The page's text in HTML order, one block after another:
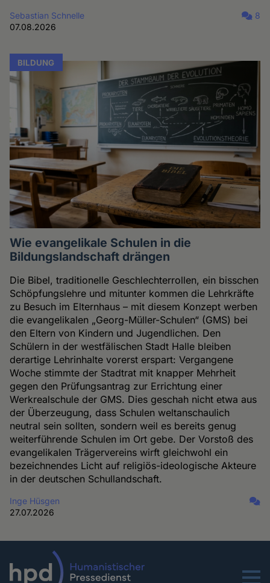
Sebastian Schnelle
07.08.2026
8
BILDUNG
Wie evangelikale Schulen in die
Bildungslandschaft drängen
Die Bibel, traditionelle Geschlechterrollen, ein bisschen
Schöpfungslehre und mitunter kommen die Lehrkräfte
zu Besuch im Elternhaus – mit diesem Konzept werben
die evangelikalen „Georg-Müller-Schulen“ (GMS) bei
den Eltern von Kindern und Jugendlichen. Den
Schülern in der westfälischen Stadt Halle bleiben
derartige Lehrinhalte vorerst erspart: Vergangene
Woche stimmte der Stadtrat mit knapper Mehrheit
gegen den Prüfungsantrag zur Errichtung einer
Werkrealschule der GMS. Dies geschah nicht etwa aus
der Überzeugung, dass Schulen weltanschaulich
neutral sein sollten, sondern weil es bereits genug
weiterführende Schulen im Ort gebe. Der Vorstoß des
evangelikalen Trägervereins wirft gleichwohl ein
bezeichnendes Licht auf religiös-ideologische Akteure
in der deutschen Schullandschaft.
Inge Hüsgen
27.07.2026